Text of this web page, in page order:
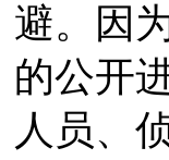
避。因
的公开
人员、